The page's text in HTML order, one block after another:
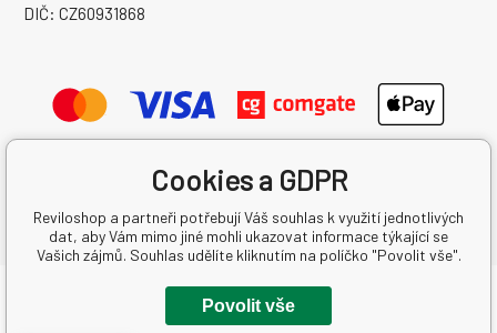
DIČ: CZ60931868
Copyright © 2026 REVILO AUTO s.r.o.
Všechna práva vyhrazena.
Cookies a GDPR
Reviloshop a partneři potřebují Váš souhlas k využití jednotlivých
dat, aby Vám mimo jiné mohli ukazovat informace týkající se
Vašich zájmů. Souhlas udělíte kliknutím na políčko "Povolit vše".
Povolit vše